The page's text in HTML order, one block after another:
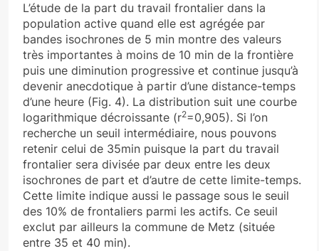
L’étude de la part du travail frontalier dans la
population active quand elle est agrégée par
bandes isochrones de 5 min montre des valeurs
très importantes à moins de 10 min de la frontière
puis une diminution progressive et continue jusqu’à
devenir anecdotique à partir d’une distance-temps
d’une heure (Fig. 4). La distribution suit une courbe
logarithmique décroissante (r2=0,905). Si l’on
recherche un seuil intermédiaire, nous pouvons
retenir celui de 35min puisque la part du travail
frontalier sera divisée par deux entre les deux
isochrones de part et d’autre de cette limite-temps.
Cette limite indique aussi le passage sous le seuil
des 10% de frontaliers parmi les actifs. Ce seuil
exclut par ailleurs la commune de Metz (située
entre 35 et 40 min).